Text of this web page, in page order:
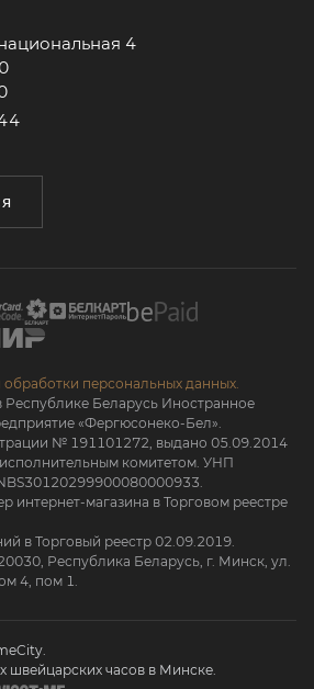
4
персональных данных.
Республике Беларусь Иностранное
«Фергюсонеко-Бел».
№ 191101272, выдано 05.09.2014
комитетом. УНП
интернет-магазина в Торговом реестре
в Торговый реестр 02.09.2019.
Республика Беларусь, г. Минск, ул.
4, пом 1.
швейцарских часов в Минске.